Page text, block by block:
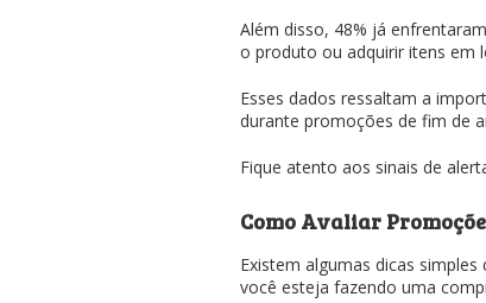
Além disso, 48% já
o produto ou adquirir itens em
Esses dados ressaltam a
durante promoções de fim de
Fique atento aos sinais de
Como Avaliar
Existem algumas dicas
você esteja fazendo uma